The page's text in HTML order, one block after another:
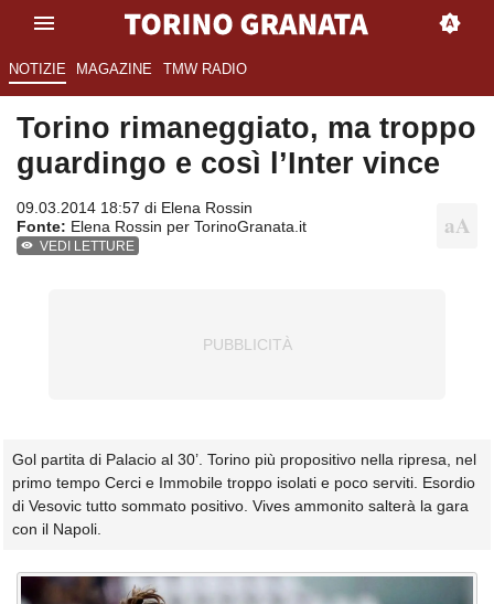
NOTIZIE MAGAZINE TMW RADIO
Torino rimaneggiato, ma troppo
guardingo e così l’Inter vince
09.03.2014 18:57 di Elena Rossin
Fonte: Elena Rossin per TorinoGranata.it
VEDI LETTURE
Gol partita di Palacio al 30’. Torino più propositivo nella ripresa, nel
primo tempo Cerci e Immobile troppo isolati e poco serviti. Esordio
di Vesovic tutto sommato positivo. Vives ammonito salterà la gara
con il Napoli.